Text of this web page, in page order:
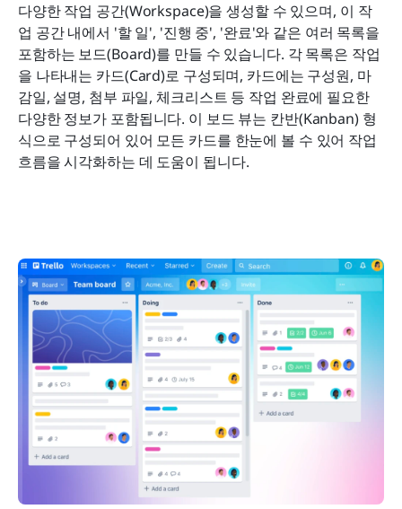
다양한 작업 공간(Workspace)을 생성할 수 있으며, 이 작
업 공간 내에서 '할 일', '진행 중', '완료'와 같은 여러 목록을
포함하는 보드(Board)를 만들 수 있습니다. 각 목록은 작업
을 나타내는 카드(Card)로 구성되며, 카드에는 구성원, 마
감일, 설명, 첨부 파일, 체크리스트 등 작업 완료에 필요한
다양한 정보가 포함됩니다. 이 보드 뷰는 칸반(Kanban) 형
식으로 구성되어 있어 모든 카드를 한눈에 볼 수 있어 작업
흐름을 시각화하는 데 도움이 됩니다.